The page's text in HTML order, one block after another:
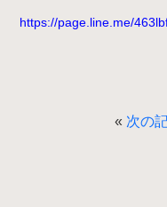
https://page.line.me/
« 次の